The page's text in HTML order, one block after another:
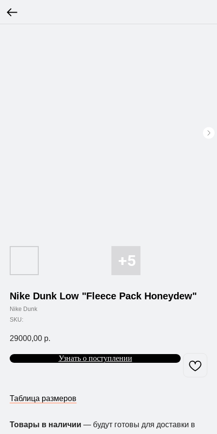
Nike Dunk Low "Fleece Pack Honeydew"
Nike Dunk
SKU:
29000,00 р.
Узнать о поступлении
Таблица размеров
Товары в наличии — будут готовы для доставки в